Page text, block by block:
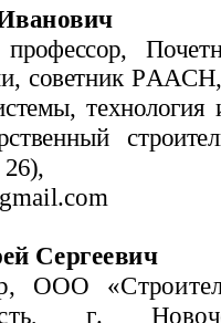
профессор,
советник
технология
Сергеевич
ООО
г.